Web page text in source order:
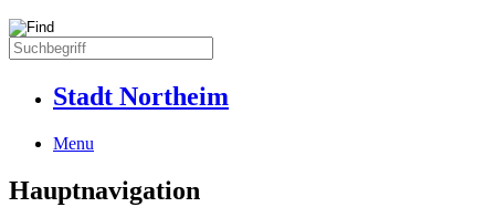
Stadt Northeim
Menu
Hauptnavigation